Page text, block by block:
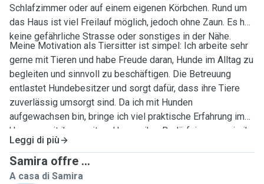
Schlafzimmer oder auf einem eigenen Körbchen. Rund um
das Haus ist viel Freilauf möglich, jedoch ohne Zaun. Es hat
keine gefährliche Strasse oder sonstiges in der Nähe.
Meine Motivation als Tiersitter ist simpel: Ich arbeite sehr
gerne mit Tieren und habe Freude daran, Hunde im Alltag zu
begleiten und sinnvoll zu beschäftigen. Die Betreuung
entlastet Hundebesitzer und sorgt dafür, dass ihre Tiere
zuverlässig umsorgt sind. Da ich mit Hunden
aufgewachsen bin, bringe ich viel praktische Erfahrung im
Umgang mit ihnen mit und kenne ihre Bedürfnisse sowie ihr
Verhalten gut. Ihr Wohlbefinden steht für mich im
Mittelpunkt.
Leggi di più
Samira offre ...
A casa di Samira